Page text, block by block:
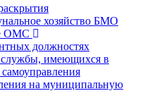
хозяйство БМО
ОМС
должностях
имеющихся в
на муниципальную